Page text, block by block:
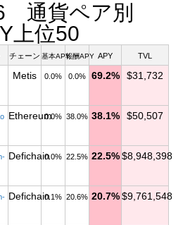
通貨ペア別
上位50
チェーン 基本APY報酬APY APY TVL
Metis 0.0% 0.0% 69.2% $31,732
Ethereum0.0% 38.0% 38.1% $50,507
Defichain0.0% 22.5% 22.5% $8,948,398
Defichain0.1% 20.6% 20.7% $9,761,548